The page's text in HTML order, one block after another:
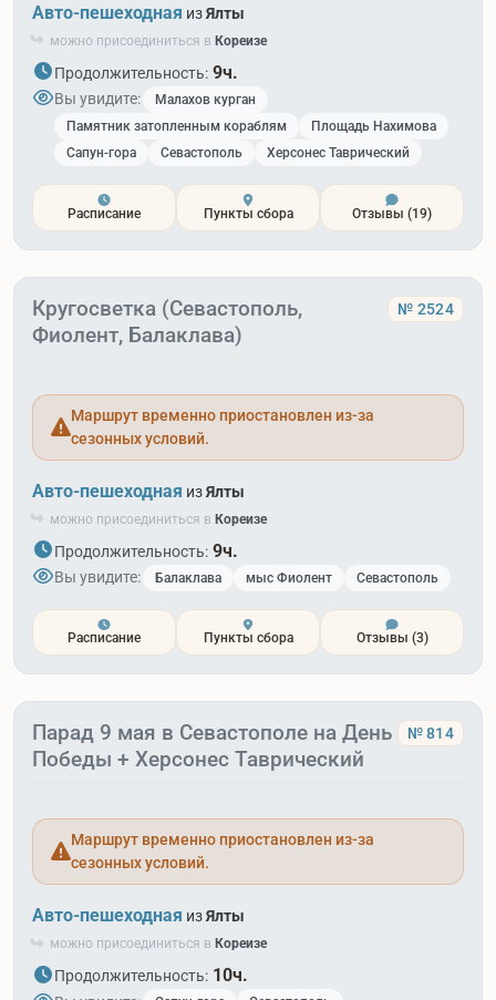
Авто-пешеходная изЯлты
можно присоединиться в Кореизе
Продолжительность: 9ч.
Вы увидите:
Малахов курган
Памятник затопленным кораблям
Площадь Нахимова
Сапун-гора
Севастополь Херсонес Таврический
Расписание Пункты сбора Отзывы (19)
Кругосветка (Севастополь,
Фиолент, Балаклава)
№ 2524
Маршрут временно приостановлен из-за
сезонных условий.
Авто-пешеходная изЯлты
можно присоединиться в Кореизе
Продолжительность: 9ч.
Вы увидите: Балаклава мыс Фиолент Севастополь
Расписание Пункты сбора Отзывы (3)
Парад 9 мая в Севастополе на День
Победы + Херсонес Таврический
№ 814
Маршрут временно приостановлен из-за
сезонных условий.
Авто-пешеходная изЯлты
можно присоединиться в Кореизе
Продолжительность: 10ч.